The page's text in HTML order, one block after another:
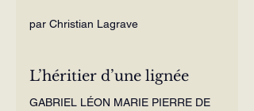
par Christian Lagrave
L’héritier d’une lignée
GABRIEL LÉON MARIE PIERRE DE